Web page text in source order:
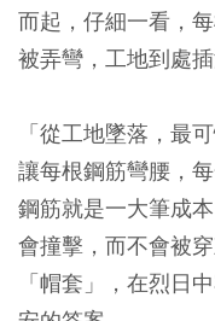
而起，仔細一看，
被弄彎，工地到處
「從工地墜落，最
讓每根鋼筋彎腰，
鋼筋就是一大筆成
會撞擊，而不會被
「帽套」，在烈日